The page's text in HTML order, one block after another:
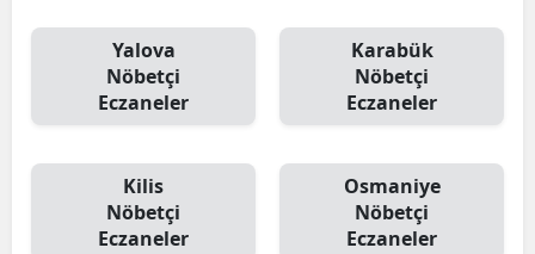
Yalova
Nöbetçi
Eczaneler
Karabük
Nöbetçi
Eczaneler
Kilis
Nöbetçi
Eczaneler
Osmaniye
Nöbetçi
Eczaneler